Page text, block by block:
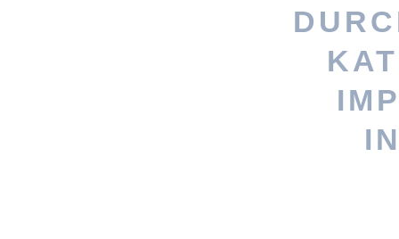
persönlicheres Geschenk?
Stöbere nach